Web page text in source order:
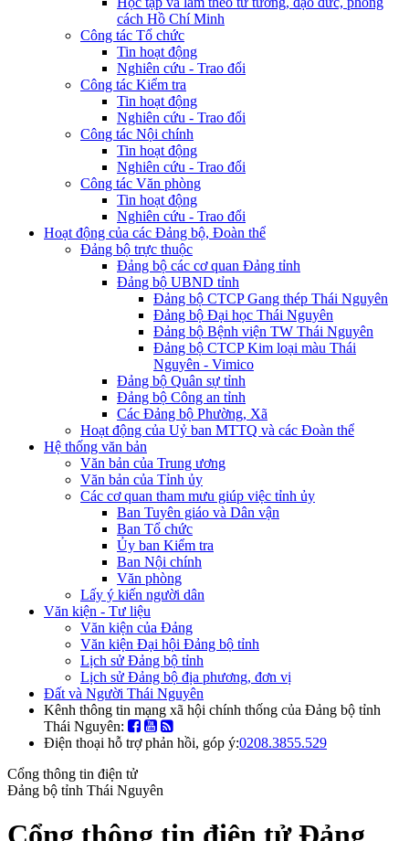
cách Hồ Chí Minh
Công tác Tổ chức
Tin hoạt động
Nghiên cứu - Trao đổi
Công tác Kiểm tra
Tin hoạt động
Nghiên cứu - Trao đổi
Công tác Nội chính
Tin hoạt động
Nghiên cứu - Trao đổi
Công tác Văn phòng
Tin hoạt động
Nghiên cứu - Trao đổi
Hoạt động của các Đảng bộ, Đoàn thể
Đảng bộ trực thuộc
Đảng bộ các cơ quan Đảng tỉnh
Đảng bộ UBND tỉnh
Đảng bộ CTCP Gang thép Thái Nguyên
Đảng bộ Đại học Thái Nguyên
Đảng bộ Bệnh viện TW Thái Nguyên
Đảng bộ CTCP Kim loại màu Thái
Nguyên - Vimico
Đảng bộ Quân sự tỉnh
Đảng bộ Công an tỉnh
Các Đảng bộ Phường, Xã
Hoạt động của Uỷ ban MTTQ và các Đoàn thể
Hệ thống văn bản
Văn bản của Trung ương
Văn bản của Tỉnh ủy
Các cơ quan tham mưu giúp việc tỉnh ủy
Ban Tuyên giáo và Dân vận
Ban Tổ chức
Ủy ban Kiểm tra
Ban Nội chính
Văn phòng
Lấy ý kiến người dân
Văn kiện - Tư liệu
Văn kiện của Đảng
Văn kiện Đại hội Đảng bộ tỉnh
Lịch sử Đảng bộ tỉnh
Lịch sử Đảng bộ địa phương, đơn vị
Đất và Người Thái Nguyên
Kênh thông tin mạng xã hội chính thống của Đảng bộ tỉnh
Thái Nguyên:
Điện thoại hỗ trợ phản hồi, góp ý:0208.3855.529
Cổng thông tin điện tử
Đảng bộ tỉnh Thái Nguyên